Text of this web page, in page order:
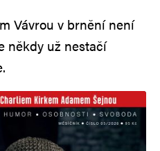
Vávrou v brnění není
někdy už nestačí